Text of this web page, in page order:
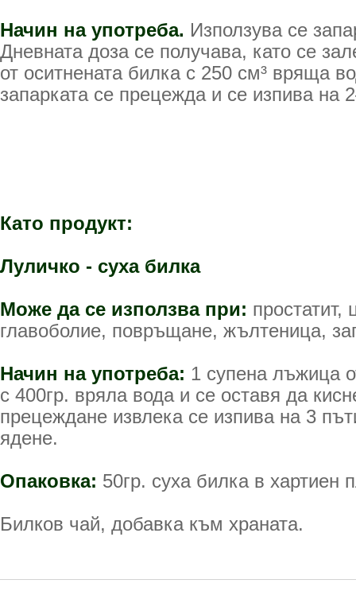
Начин на употреба. Използува се
Дневната доза се получава, като се
от оситнената билка с 250 см³ вряща
запарката се прецежда и се изпива на
Като продукт:
Луличко - суха билка
Може да се използва при: простатит,
главоболие, повръщане, жълтеница,
Начин на употреба: 1 супена лъжица
с 400гр. вряла вода и се оставя да
прецеждане извлека се изпива на 3
ядене.
Опаковка: 50гр. суха билка в хартиен
Билков чай, добавка към храната.